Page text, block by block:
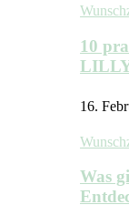
10
16.
Was